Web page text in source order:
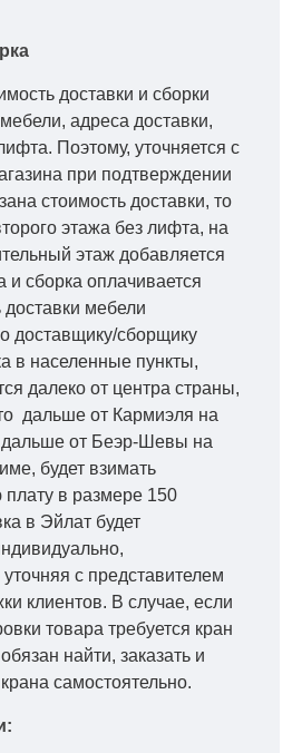
доставки и сборки
адреса доставки,
Поэтому, уточняется с
при подтверждении
стоимость доставки, то
этажа без лифта, на
этаж добавляется
и сборка оплачивается
доставки мебели
доставщику/сборщику
в населенные пункты,
далеко от центра страны,
дальше от Кармиэля на
дальше от Беэр-Шевы на
будет взимать
плату в размере 150
в Эйлат будет
с представителем
клиентов. В случае, если
товара требуется кран
найти, заказать и
самостоятельно.